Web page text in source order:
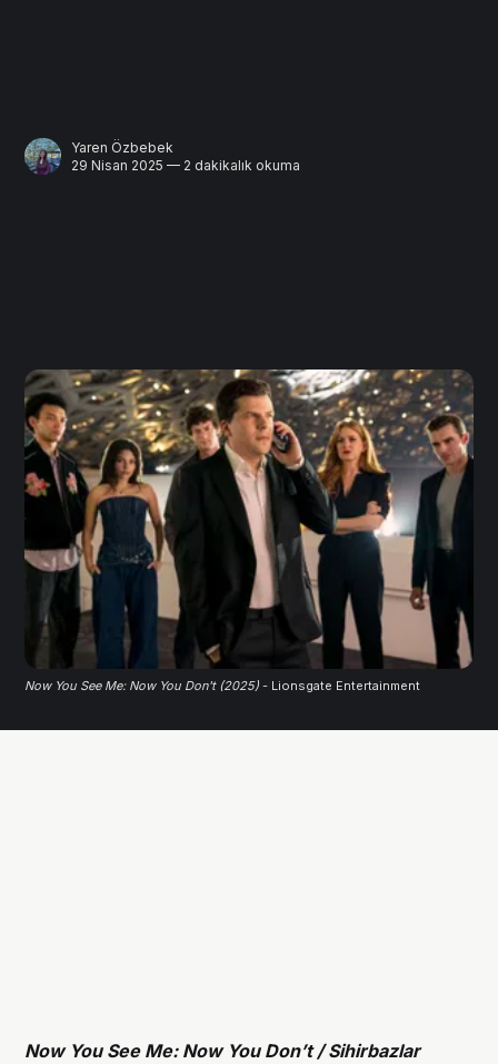
Yaren Özbebek
29 Nisan 2025 — 2 dakikalık okuma
Now You See Me: Now You Don't (2025) - Lionsgate Entertainment
Now You See Me: Now You Don’t / Sihirbazlar